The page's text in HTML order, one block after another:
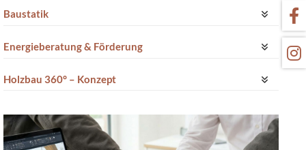
Baustatik
Energieberatung & Förderung
Holzbau 360° – Konzept